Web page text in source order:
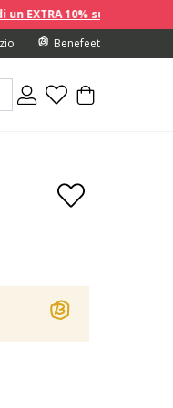
sui prezzi scontati
Benefeet